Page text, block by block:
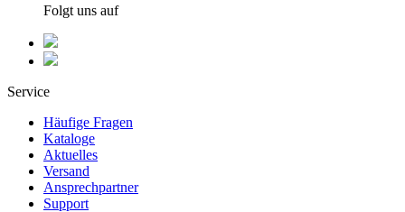
Folgt uns auf
Service
Häufige Fragen
Kataloge
Aktuelles
Versand
Ansprechpartner
Support